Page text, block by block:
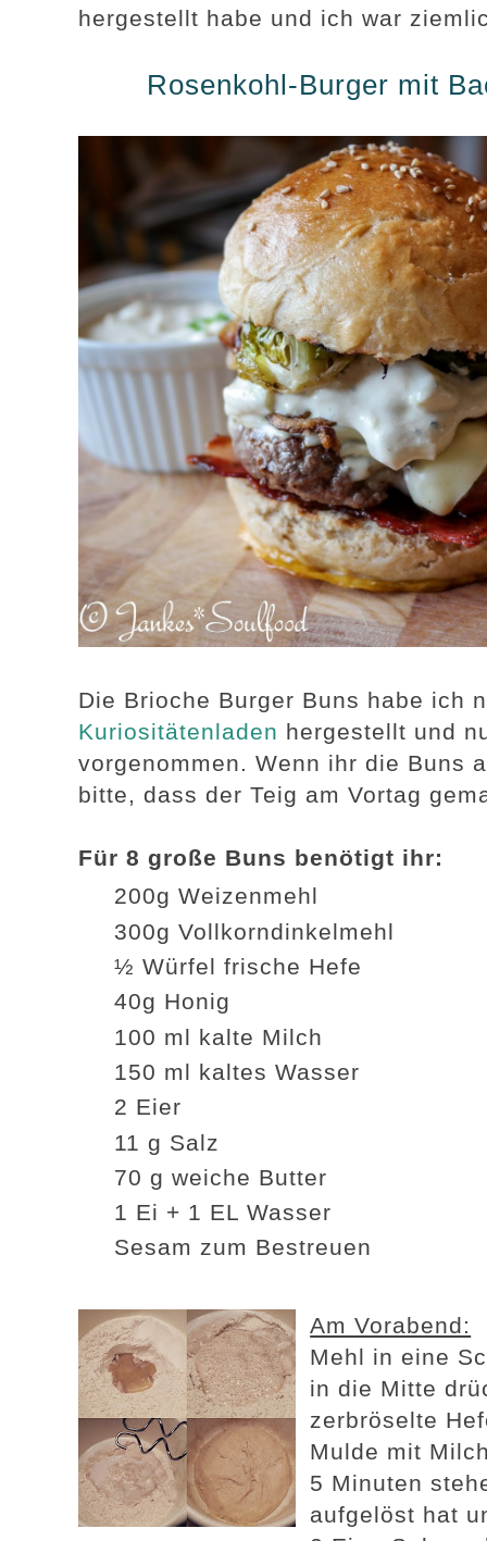
hergestellt habe und ich war
Rosenkohl-Burger mit
Die Brioche Burger Buns habe ich
Kuriositätenladen hergestellt und
vorgenommen. Wenn ihr die Buns
bitte, dass der Teig am Vortag
Für 8 große Buns benötigt ihr:
200g Weizenmehl
300g Vollkorndinkelmehl
½ Würfel frische Hefe
40g Honig
100 ml kalte Milch
150 ml kaltes Wasser
2 Eier
11 g Salz
70 g weiche Butter
1 Ei + 1 EL Wasser
Sesam zum Bestreuen
Am Vorabend:
Mehl in eine
in die Mitte
zerbröselte
Mulde mit
5 Minuten
aufgelöst hat